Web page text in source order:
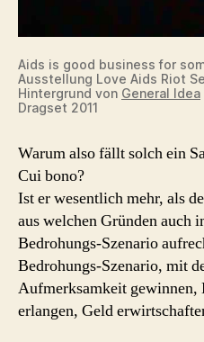
Aids is good business for
Ausstellung Love Aids Riot
Hintergrund von General Idea
Dragset 2011
Warum also fällt solch ein
Cui bono?
Ist er wesentlich mehr, als
aus welchen Gründen auch
Bedrohungs-Szenario
Bedrohungs-Szenario, mit
Aufmerksamkeit gewinnen,
erlangen, Geld